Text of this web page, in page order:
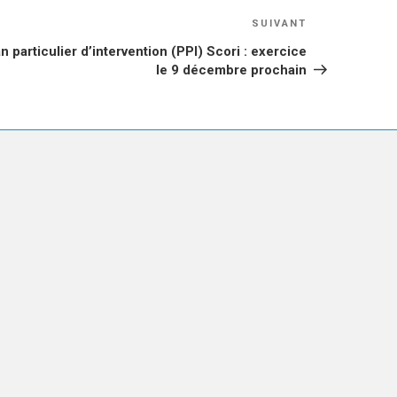
SUIVANT
particulier d’intervention (PPI) Scori : exercice
le 9 décembre prochain